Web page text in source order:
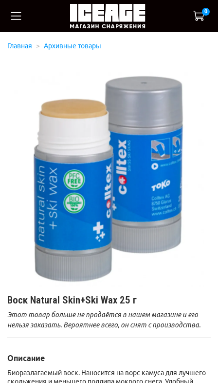
0
Главная Архивные товары
Воск Natural Skin+Ski Wax 25 г
Этот товар больше не продаётся в нашем магазине и его
нельзя заказать. Вероятнее всего, он снят с производства.
Описание
Биоразлагаемый воск. Наносится на ворс камуса для лучшего
скольжения и меньшего подлипа мокрого снега. Удобный